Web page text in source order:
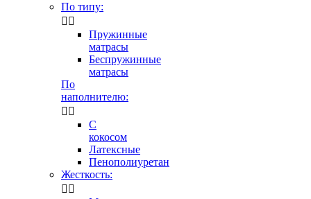
По типу:
 
Пружинные
матрасы
Беспружинные
матрасы
По
наполнителю:
 
С
кокосом
Латексные
Пенополиуретан
Жесткость:
 